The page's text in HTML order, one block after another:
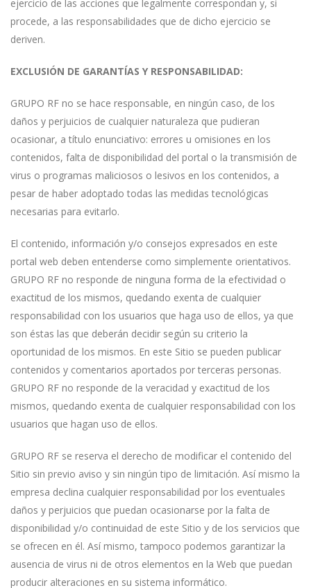
ejercicio de las acciones que legalmente correspondan y, si
procede, a las responsabilidades que de dicho ejercicio se
deriven.
EXCLUSIÓN DE GARANTÍAS Y RESPONSABILIDAD:
GRUPO RF no se hace responsable, en ningún caso, de los
daños y perjuicios de cualquier naturaleza que pudieran
ocasionar, a título enunciativo: errores u omisiones en los
contenidos, falta de disponibilidad del portal o la transmisión de
virus o programas maliciosos o lesivos en los contenidos, a
pesar de haber adoptado todas las medidas tecnológicas
necesarias para evitarlo.
El contenido, información y/o consejos expresados en este
portal web deben entenderse como simplemente orientativos.
GRUPO RF no responde de ninguna forma de la efectividad o
exactitud de los mismos, quedando exenta de cualquier
responsabilidad con los usuarios que haga uso de ellos, ya que
son éstas las que deberán decidir según su criterio la
oportunidad de los mismos. En este Sitio se pueden publicar
contenidos y comentarios aportados por terceras personas.
GRUPO RF no responde de la veracidad y exactitud de los
mismos, quedando exenta de cualquier responsabilidad con los
usuarios que hagan uso de ellos.
GRUPO RF se reserva el derecho de modificar el contenido del
Sitio sin previo aviso y sin ningún tipo de limitación. Así mismo la
empresa declina cualquier responsabilidad por los eventuales
daños y perjuicios que puedan ocasionarse por la falta de
disponibilidad y/o continuidad de este Sitio y de los servicios que
se ofrecen en él. Así mismo, tampoco podemos garantizar la
ausencia de virus ni de otros elementos en la Web que puedan
producir alteraciones en su sistema informático.